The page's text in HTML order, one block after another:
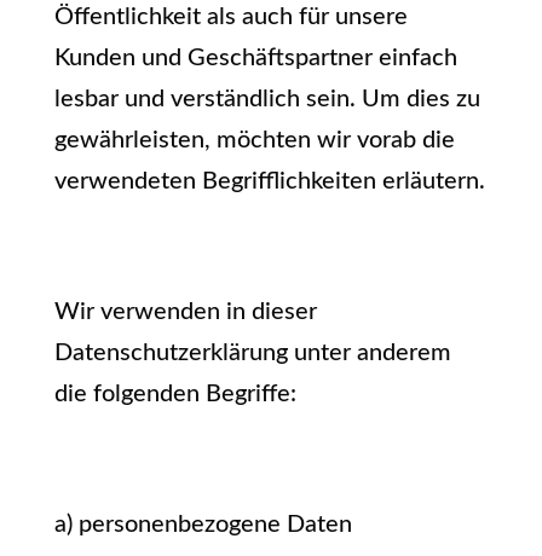
Öffentlichkeit als auch für unsere
Kunden und Geschäftspartner einfach
lesbar und verständlich sein. Um dies zu
gewährleisten, möchten wir vorab die
verwendeten Begrifflichkeiten erläutern.
Wir verwenden in dieser
Datenschutzerklärung unter anderem
die folgenden Begriffe:
a) personenbezogene Daten